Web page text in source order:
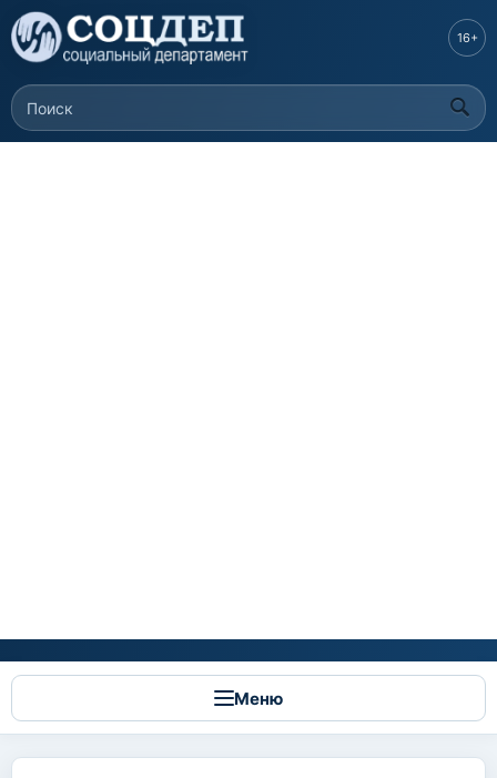
Перейти к
основному
содержанию
Форма поиска
Поиск
16+
Меню